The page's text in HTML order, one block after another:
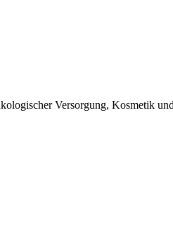
Versorgung, Kosmetik